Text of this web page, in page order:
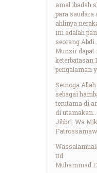
amal ibadah
para saudara
ahlinya
ini adalah
seorang
Munzir dapat
keterbatasan
pengalaman
Semoga
sebagai
terutama di
di
Jibbri..Wa
ttd
Muhammad